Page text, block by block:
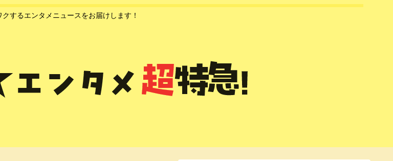
クするエンタメニュースをお届けします！